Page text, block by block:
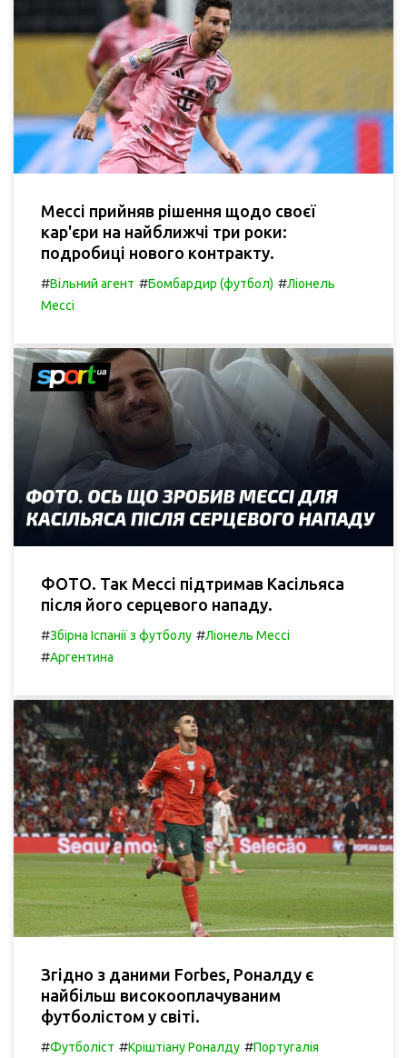
Мессі прийняв рішення щодо своєї
кар'єри на найближчі три роки:
подробиці нового контракту.
#Вільний агент #Бомбардир (футбол) #Ліонель
Мессі
ФОТО. Так Мессі підтримав Касільяса
після його серцевого нападу.
#Збірна Іспанії з футболу #Ліонель Мессі
#Аргентина
Згідно з даними Forbes, Роналду є
найбільш високооплачуваним
футболістом у світі.
#Футболіст #Кріштіану Роналду #Португалія